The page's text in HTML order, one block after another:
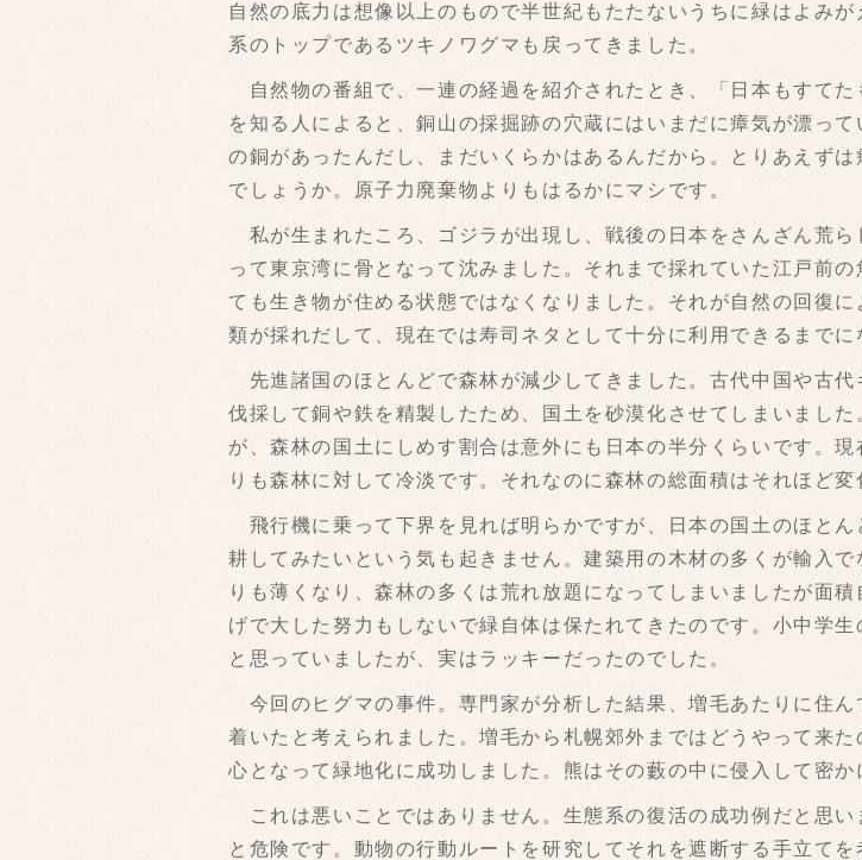
自然の底力は想像以上のもので半世紀もたたないうちに緑はよみ
系のトップであるツキノワグマも戻ってきました。
自然物の番組で、一連の経過を紹介されたとき、「日本もすて
を知る人によると、銅山の採掘跡の穴蔵にはいまだに瘴気が漂っ
の銅があったんだし、まだいくらかはあるんだから。とりあえず
でしょうか。原子力廃棄物よりもはるかにマシです。
私が生まれたころ、ゴジラが出現し、戦後の日本をさんざん荒
って東京湾に骨となって沈みました。それまで採れていた江戸前
ても生き物が住める状態ではなくなりました。それが自然の回復
類が採れだして、現在では寿司ネタとして十分に利用できるまでに
先進諸国のほとんどで森林が減少してきました。古代中国や古
伐採して銅や鉄を精製したため、国土を砂漠化させてしまいまし
が、森林の国土にしめす割合は意外にも日本の半分くらいです。
りも森林に対して冷淡です。それなのに森林の総面積はそれほど変
飛行機に乗って下界を見れば明らかですが、日本の国土のほと
耕してみたいという気も起きません。建築用の木材の多くが輸入
りも薄くなり、森林の多くは荒れ放題になってしまいましたが面
げで大した努力もしないで緑自体は保たれてきたのです。小中学
と思っていましたが、実はラッキーだったのでした。
今回のヒグマの事件。専門家が分析した結果、増毛あたりに住
着いたと考えられました。増毛から札幌郊外まではどうやって来
心となって緑地化に成功しました。熊はその藪の中に侵入して密
これは悪いことではありません。生態系の復活の成功例だと思
と危険です。動物の行動ルートを研究してそれを遮断する手立て